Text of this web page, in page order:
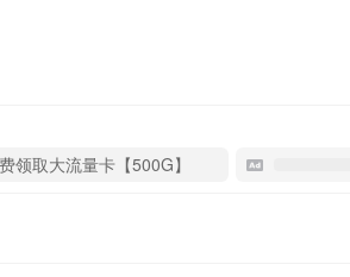
领取大流量卡【500G】